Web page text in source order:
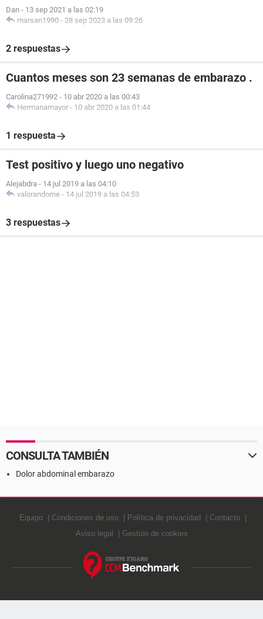
Dan - 13 sep 2021 a las 02:19
marsan1990 - 28 sep 2023 a las 09:26
2 respuestas
Cuantos meses son 23 semanas de embarazo .
Carolina271992 - 10 abr 2020 a las 00:43
Hermanamayor - 10 abr 2020 a las 01:44
1 respuesta
Test positivo y luego uno negativo
Alejabdra - 14 jul 2019 a las 04:10
valorandome - 14 jul 2019 a las 04:53
3 respuestas
CONSULTA TAMBIÉN
Dolor abdominal embarazo
Equipo Condiciones de uso Política de privacidad
Contacto
Aviso legal
Gestión de cookies